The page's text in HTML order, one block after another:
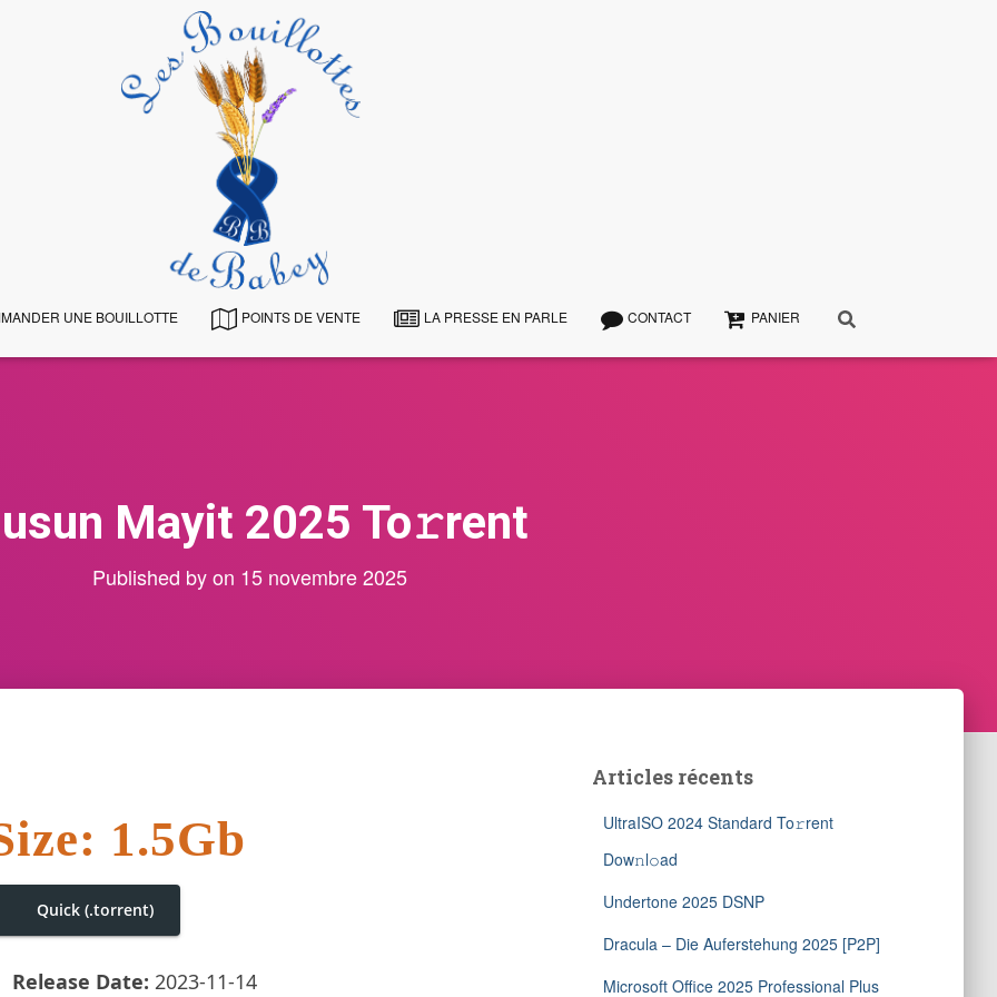
UNE BOUILLOTTE POINTS DE VENTE LA PRESSE EN PARLE CONTACT PANIER
Mayit 2025 To𝚛rent
Published byon 15 novembre 2025
1.5Gb
Quick (.torrent)
Release Date: 2023-11-14
Articles récents
UltraISO 2024 Standard To𝚛rent
Dow𝚗l𝚘ad
Undertone 2025 DSNP
Dracula – Die Auferstehung 2025 [P2P]
Microsoft Office 2025 Professional Plus